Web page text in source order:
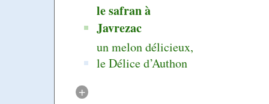
le safran à
Javrezac
un melon délicieux,
le Délice d’Authon
+